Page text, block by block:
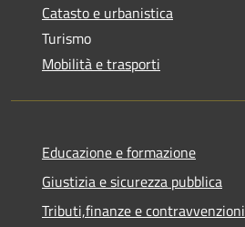
Catasto e urbanistica
Turismo
Mobilità e trasporti
Educazione e formazione
Giustizia e sicurezza pubblica
Tributi,finanze e contravvenzioni